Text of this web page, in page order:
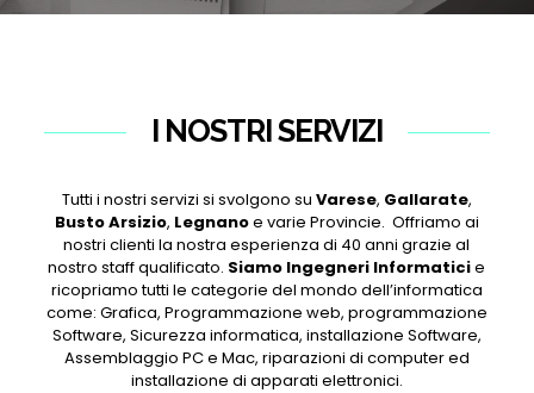
I NOSTRI SERVIZI
Tutti i nostri servizi si svolgono su Varese, Gallarate,
Busto Arsizio, Legnanoe varie Provincie. Offriamo ai
nostri clienti la nostra esperienza di 40 anni grazie al
nostro staff qualificato. Siamo Ingegneri Informaticie
ricopriamo tutti le categorie del mondo dell’informatica
come: Grafica, Programmazione web, programmazione
Software, Sicurezza informatica, installazione Software,
Assemblaggio PC e Mac, riparazioni di computer ed
installazione di apparati elettronici.